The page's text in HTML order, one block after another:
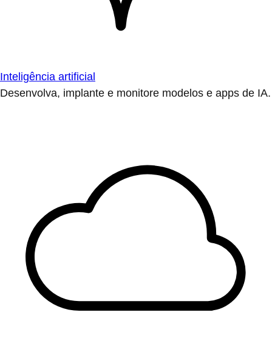
Inteligência artificial
Desenvolva, implante e monitore modelos e apps de IA.